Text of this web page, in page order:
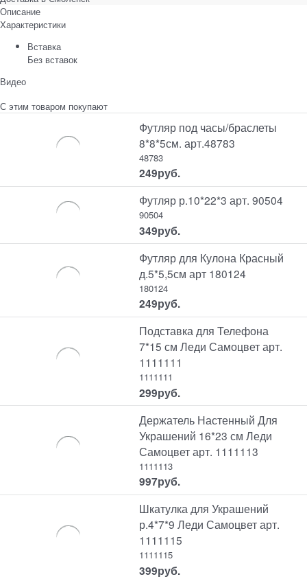
Описание
Характеристики
Вставка
Без вставок
Видео
С этим товаром покупают
Футляр под часы/браслеты
8*8*5см. арт.48783
48783
249руб.
Футляр р.10*22*3 арт. 90504
90504
349руб.
Футляр для Кулона Красный
д.5*5,5см арт 180124
180124
249руб.
Подставка для Телефона
7*15 см Леди Самоцвет арт.
1111111
1111111
299руб.
Держатель Настенный Для
Украшений 16*23 см Леди
Самоцвет арт. 1111113
1111113
997руб.
Шкатулка для Украшений
р.4*7*9 Леди Самоцвет арт.
1111115
1111115
399руб.